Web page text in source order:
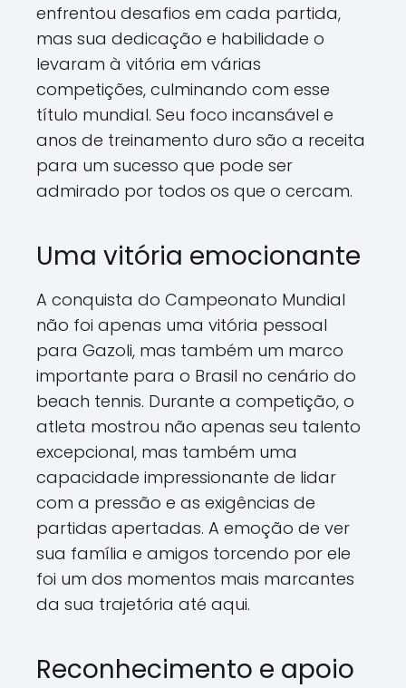
enfrentou desafios em cada partida,
mas sua dedicação e habilidade o
levaram à vitória em várias
competições, culminando com esse
título mundial. Seu foco incansável e
anos de treinamento duro são a receita
para um sucesso que pode ser
admirado por todos os que o cercam.
Uma vitória emocionante
A conquista do Campeonato Mundial
não foi apenas uma vitória pessoal
para Gazoli, mas também um marco
importante para o Brasil no cenário do
beach tennis. Durante a competição, o
atleta mostrou não apenas seu talento
excepcional, mas também uma
capacidade impressionante de lidar
com a pressão e as exigências de
partidas apertadas. A emoção de ver
sua família e amigos torcendo por ele
foi um dos momentos mais marcantes
da sua trajetória até aqui.
Reconhecimento e apoio